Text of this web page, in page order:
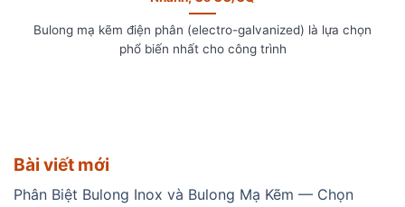
Bài viết mới
Phân Biệt Bulong Inox và Bulong Mạ Kẽm — Chọn
Bulong mạ kẽm điện phân (electro-galvanized) là lựa chọn
phổ biến nhất cho công trình